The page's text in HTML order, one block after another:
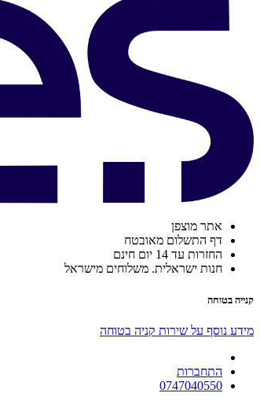
אתר מוצפן
דף התשלום מאובטח
החזרות עד 14 יום חינם
חנות ישראלית. משלוחים מישראל
קנייה בטוחה
מידע נוסף על שירות קניה בטוחה
התחברות
0747040550